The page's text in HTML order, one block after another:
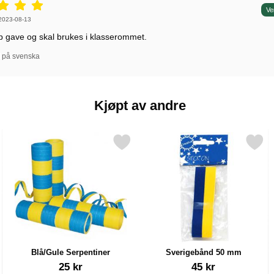
stjerne av 5,
av:08-13
gave og skal brukes i klasserommet.
svenska
Kjøpt av andre
30 cm som favoritt
Blå/Gule Serpentiner
Varenummer 14697
25 kr
Merk blå/Gule Serpentiner som favoritt
Sverigebånd 50 mm
Varenummer 17389
45 kr
Merk sverigebånd 50